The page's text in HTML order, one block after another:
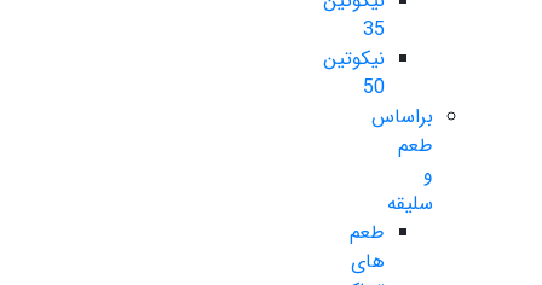
35
نیکوتین
50
براساس
طعم
و
سلیقه
طعم
های